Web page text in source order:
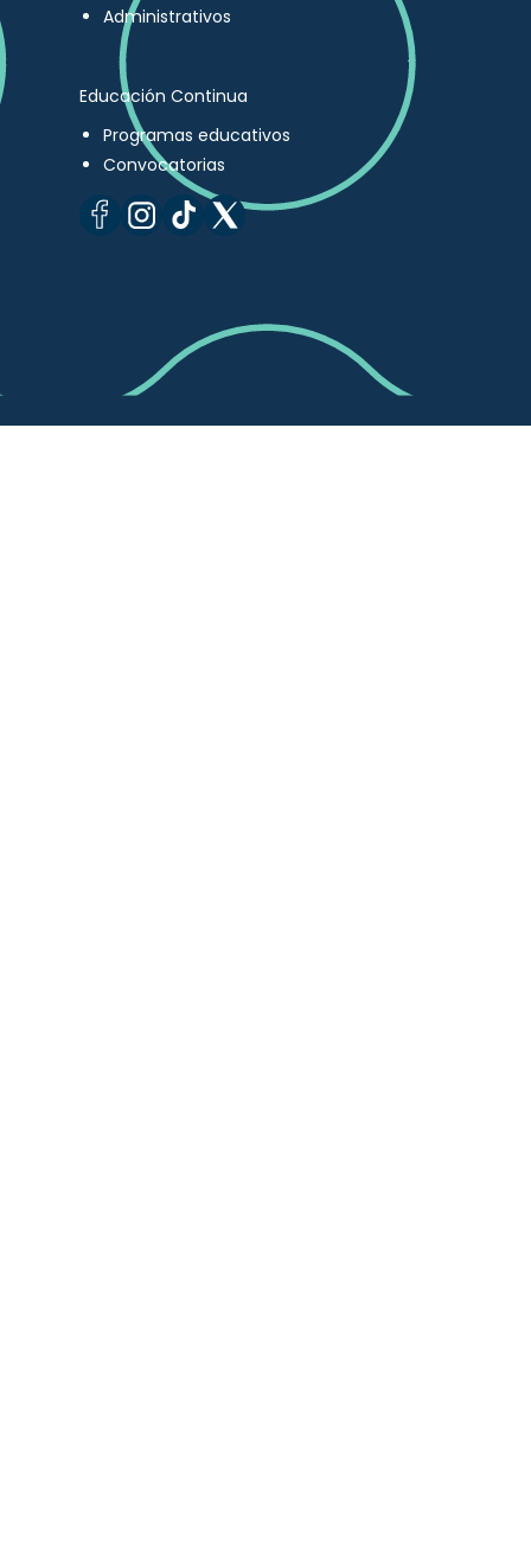
Administrativos
Educación Continua
Programas educativos
Convocatorias